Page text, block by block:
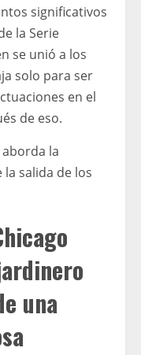
significativos
la Serie
se unió a los
solo para ser
en el
de eso.
la
salida de los
una